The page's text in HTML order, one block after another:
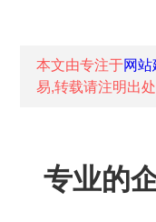
本文由专注于网
易,转载请注明出处
专业的